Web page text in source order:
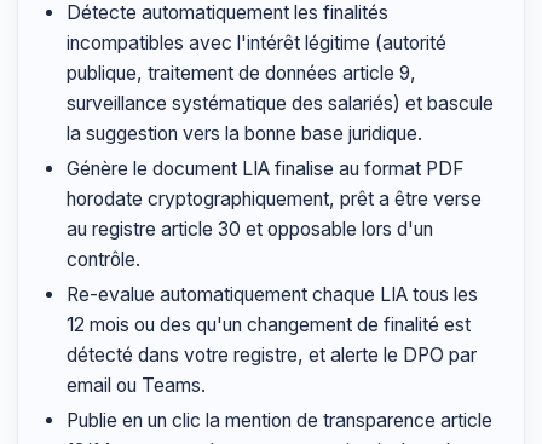
Détecte automatiquement les finalités
incompatibles avec l'intérêt légitime (autorité
publique, traitement de données article 9,
surveillance systématique des salariés) et bascule
la suggestion vers la bonne base juridique.
Génère le document LIA finalise au format PDF
horodate cryptographiquement, prêt a être verse
au registre article 30 et opposable lors d'un
contrôle.
Re-evalue automatiquement chaque LIA tous les
12 mois ou des qu'un changement de finalité est
détecté dans votre registre, et alerte le DPO par
email ou Teams.
Publie en un clic la mention de transparence article